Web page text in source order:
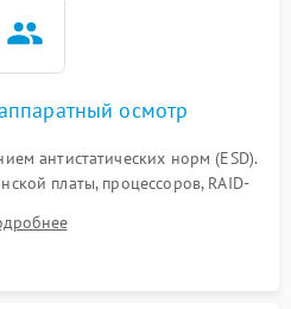
осмотр
антистатических норм (ESD).
платы, процессоров, RAID-
на наличие термических
или окислений.